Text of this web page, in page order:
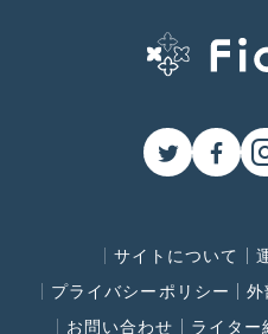
サイトについて
プライバシーポリシー
外
お問い合わせ
ライター